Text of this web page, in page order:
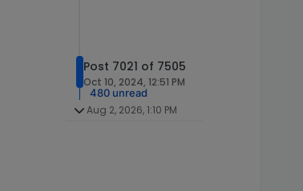
Post 7021 of 7505
Oct 10, 2024, 12:51 PM
480 unread
Aug 2, 2026, 1:10 PM